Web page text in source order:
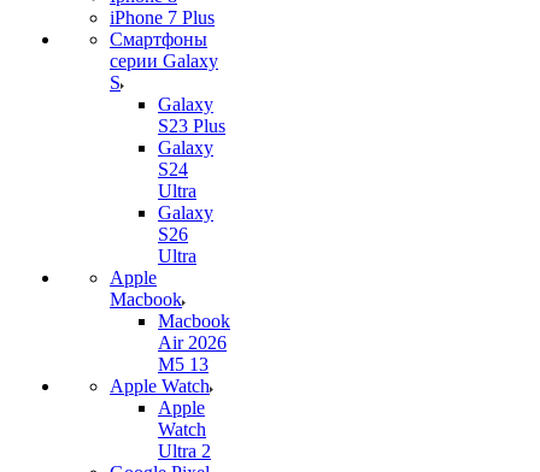
iPhone 7 Plus
Смартфоны
серии Galaxy
S
Galaxy
S23 Plus
Galaxy
S24
Ultra
Galaxy
S26
Ultra
Apple
Macbook
Macbook
Air 2026
M5 13
Apple Watch
Apple
Watch
Ultra 2